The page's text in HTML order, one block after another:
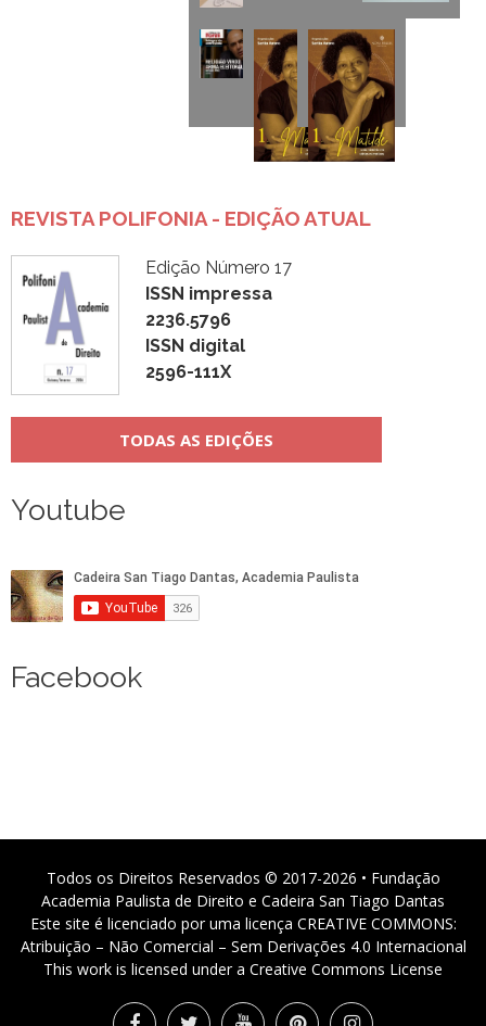
REVISTA POLIFONIA - EDIÇÃO ATUAL
Edição Número 17
ISSN impressa
2236.5796
ISSN digital
2596-111X
TODAS AS EDIÇÕES
Youtube
Facebook
Todos os Direitos Reservados © 2017-2026 • Fundação
Academia Paulista de Direito e Cadeira San Tiago Dantas
Este site é licenciado por uma licença CREATIVE COMMONS:
Atribuição – Não Comercial – Sem Derivações 4.0 Internacional
This work is licensed under a Creative Commons License